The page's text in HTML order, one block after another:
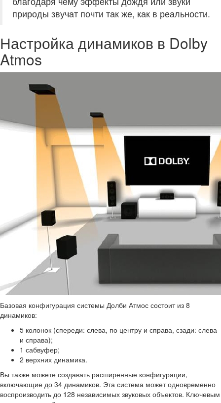
природы звучат почти так же, как в реальности.
Настройка динамиков в Dolby
Atmos
Базовая конфигурация системы Долби Атмос состоит из 8
динамиков:
5 колонок (спереди: слева, по центру и справа, сзади: слева
и справа);
1 сабвуфер;
2 верхних динамика.
Вы также можете создавать расширенные конфигурации,
включающие до 34 динамиков. Эта система может одновременно
воспроизводить до 128 независимых звуковых объектов. Ключевым